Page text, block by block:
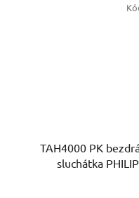
TAH4000 PK
sluchátka